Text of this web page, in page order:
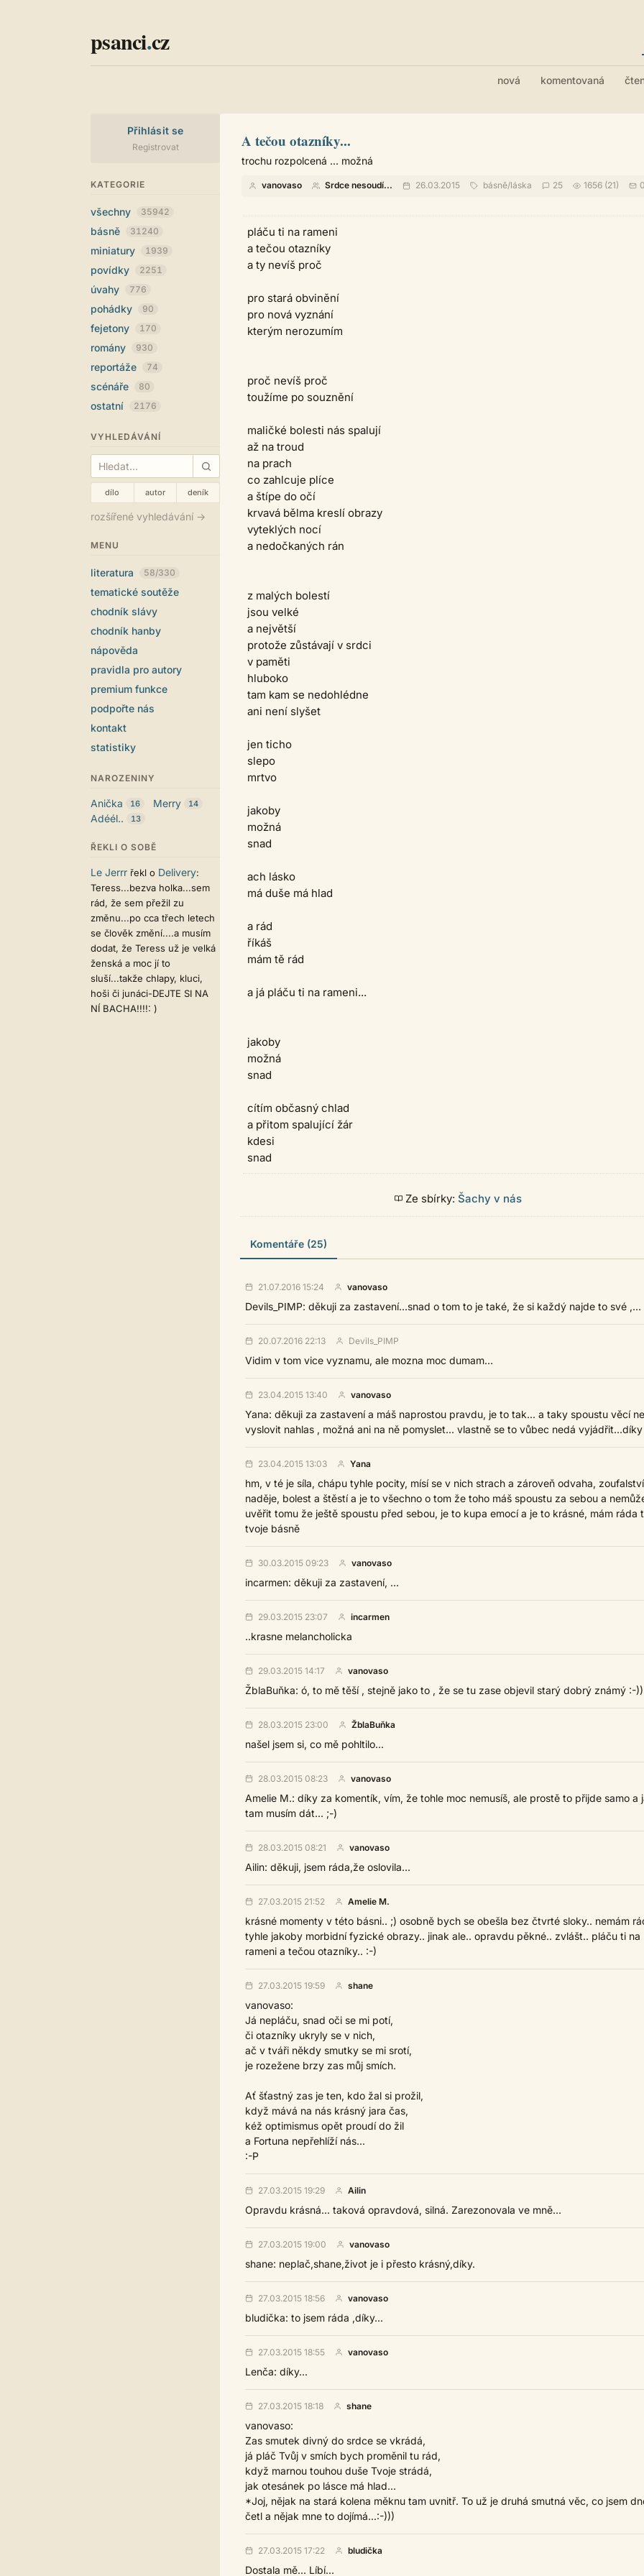
psanci.cz
nová komentovaná
Přihlásit se
Registrovat
KATEGORIE
všechny 35942
básně 31240
miniatury 1939
povídky 2251
úvahy 776
pohádky 90
fejetony 170
romány 930
reportáže 74
scénáře 80
ostatní 2176
VYHLEDÁVÁNÍ
dílo autor deník
rozšířené vyhledávání →
MENU
literatura 58/330
tematické soutěže
chodník slávy
chodník hanby
nápověda
pravidla pro autory
premium funkce
podpořte nás
kontakt
statistiky
NAROZENINY
Anička 16 Merry 14
Adéél.. 13
ŘEKLI O SOBĚ
Le Jerrr řekl o Delivery:
Teress...bezva holka...sem
rád, že sem přežil zu
změnu...po cca třech letech
se člověk změní....a musím
dodat, že Teress už je velká
ženská a moc jí to
sluší...takže chlapy, kluci,
hoši či junáci-DEJTE SI NA
NÍ BACHA!!!!: )
A tečou otazníky...
trochu rozpolcená ... možná
vanovaso Srdce nesoudí... 26.03.2015 básně/láska 25 1656 (21) 0
pláču ti na rameni
a tečou otazníky
a ty nevíš proč
pro stará obvinění
pro nová vyznání
kterým nerozumím
proč nevíš proč
toužíme po souznění
maličké bolesti nás spalují
až na troud
na prach
co zahlcuje plíce
a štípe do očí
krvavá bělma kreslí obrazy
vyteklých nocí
a nedočkaných rán
z malých bolestí
jsou velké
a největší
protože zůstávají v srdci
v paměti
hluboko
tam kam se nedohlédne
ani není slyšet
jen ticho
slepo
mrtvo
jakoby
možná
snad
ach lásko
má duše má hlad
a rád
říkáš
mám tě rád
a já pláču ti na rameni...
jakoby
možná
snad
cítím občasný chlad
a přitom spalující žár
kdesi
snad
Ze sbírky: Šachy v nás
Komentáře (25)
21.07.2016 15:24 vanovaso
Devils_PIMP: děkuji za zastavení...snad o tom to je také, že si každý najde to své ,...
20.07.2016 22:13 Devils_PIMP
Vidim v tom vice vyznamu, ale mozna moc dumam...
23.04.2015 13:40 vanovaso
Yana: děkuji za zastavení a máš naprostou pravdu, je to tak... a taky spoustu věcí
vyslovit nahlas , možná ani na ně pomyslet... vlastně se to vůbec nedá vyjádřit...díky
23.04.2015 13:03 Yana
hm, v té je síla, chápu tyhle pocity, mísí se v nich strach a zároveň odvaha,
naděje, bolest a štěstí a je to všechno o tom že toho máš spoustu za sebou a
uvěřit tomu že ještě spoustu před sebou, je to kupa emocí a je to krásné, mám ráda
tvoje básně
30.03.2015 09:23 vanovaso
incarmen: děkuji za zastavení, ...
29.03.2015 23:07 incarmen
..krasne melancholicka
29.03.2015 14:17 vanovaso
ŽblaBuňka: ó, to mě těší , stejně jako to , že se tu zase objevil starý dobrý známý :-))
28.03.2015 23:00 ŽblaBuňka
našel jsem si, co mě pohltilo...
28.03.2015 08:23 vanovaso
Amelie M.: díky za komentík, vím, že tohle moc nemusíš, ale prostě to přijde samo a
tam musím dát... ;-)
28.03.2015 08:21 vanovaso
Ailin: děkuji, jsem ráda,že oslovila...
27.03.2015 21:52 Amelie M.
krásné momenty v této básni.. ;) osobně bych se obešla bez čtvrté sloky.. nemám
tyhle jakoby morbidní fyzické obrazy.. jinak ale.. opravdu pěkné.. zvlášt.. pláču ti na
rameni a tečou otazníky.. :-)
27.03.2015 19:59 shane
vanovaso:
Já nepláču, snad oči se mi potí,
či otazníky ukryly se v nich,
ač v tváři někdy smutky se mi srotí,
je rozežene brzy zas můj smích.
Ať šťastný zas je ten, kdo žal si prožil,
když mává na nás krásný jara čas,
kéž optimismus opět proudí do žil
a Fortuna nepřehlíží nás...
:-P
27.03.2015 19:29 Ailin
Opravdu krásná... taková opravdová, silná. Zarezonovala ve mně...
27.03.2015 19:00 vanovaso
shane: neplač,shane,život je i přesto krásný,díky.
27.03.2015 18:56 vanovaso
bludička: to jsem ráda ,díky...
27.03.2015 18:55 vanovaso
Lenča: díky...
27.03.2015 18:18 shane
vanovaso:
Zas smutek divný do srdce se vkrádá,
já pláč Tvůj v smích bych proměnil tu rád,
když marnou touhou duše Tvoje strádá,
jak otesánek po lásce má hlad...
*Joj, nějak na stará kolena měknu tam uvnitř. To už je druhá smutná věc, co jsem
četl a nějak mne to dojímá...:-)))
27.03.2015 17:22 bludička
Dostala mě... Líbí...